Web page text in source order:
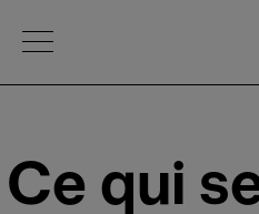
Open Menu
Ce qui